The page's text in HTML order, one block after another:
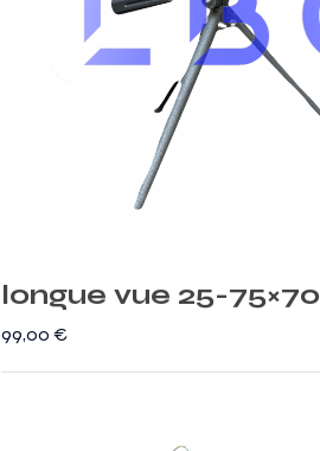
longue vue 25-75×70
99,00€